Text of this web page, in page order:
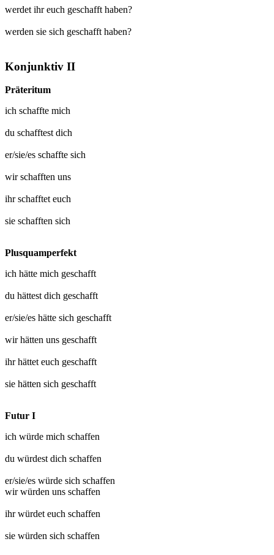
werdet ihr euch geschafft haben?
werden sie sich geschafft haben?
Konjunktiv II
Präteritum
ich schaffte mich
du schafftest dich
er/sie/es schaffte sich
wirschafften uns
ihrschafftet euch
sie schafften sich
Plusquamperfekt
ich hätte mich geschafft
du hättest dich geschafft
er/sie/es hätte sich geschafft
wir hätten uns geschafft
ihr hättet euch geschafft
sie hätten sich geschafft
Futur I
ich würde mich schaffen
du würdest dich schaffen
er/sie/es würde sich schaffen
wir würden uns schaffen
ihr würdet euch schaffen
sie würden sich schaffen